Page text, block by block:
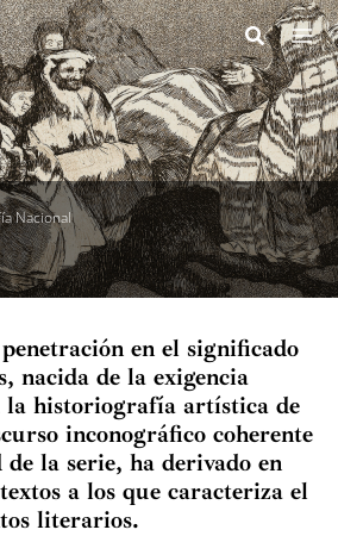
Nacional
en el significado
nacida de la exigencia
la historiografía artística de
inconográfico coherente
la serie, ha derivado en
a los que caracteriza el
literarios.
Goya
Goya